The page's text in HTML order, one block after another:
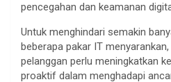
pencegahan dan keamanan
Untuk menghindari semakin
beberapa pakar IT
pelanggan perlu meningkatkan
proaktif dalam menghadapi